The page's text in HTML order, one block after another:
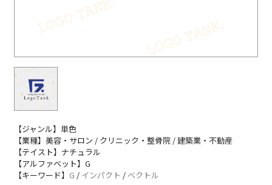
【ジャンル】単色
【業種】美容・サロン / クリニック・整骨院 / 建築業・不動産
【テイスト】ナチュラル
【アルファベット】G
【キーワード】 G / インパクト / ベクトル